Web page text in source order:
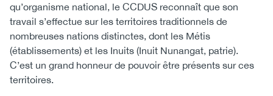
qu’organisme national, le CCDUS reconnaît que son
travail s’effectue sur les territoires traditionnels de
nombreuses nations distinctes, dont les Métis
(établissements) et les Inuits (Inuit Nunangat, patrie).
C’est un grand honneur de pouvoir être présents sur ces
territoires.